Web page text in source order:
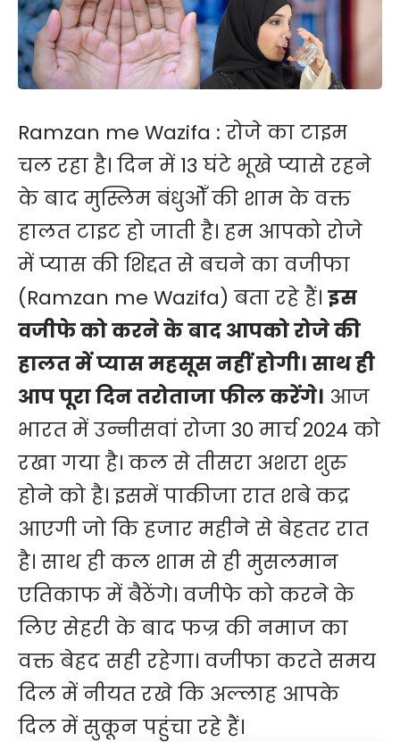
Ramzan me Wazifa : रोजे का टाइम
चल रहा है। दिन में 13 घंटे भूखे प्यासे रहने
के बाद मुस्लिम बंधुओँ की शाम के वक्त
हालत टाइट हो जाती है। हम आपको रोजे
में प्यास की शिद्दत से बचने का वजीफा
(Ramzan me Wazifa) बता रहे हैं। इस
वजीफे को करने के बाद आपको रोजे की
हालत में प्यास महसूस नहीं होगी। साथ ही
आप पूरा दिन तरोताजा फील करेंगे। आज
भारत में उन्नीसवां रोजा 30 मार्च 2024 को
रखा गया है। कल से तीसरा अशरा शुरु
होने को है। इसमें पाकीजा रात शबे कद्र
आएगी जो कि हजार महीने से बेहतर रात
है। साथ ही कल शाम से ही मुसलमान
एतिकाफ में बैठेंगे। वजीफे को करने के
लिए सेहरी के बाद फज्र की नमाज का
वक्त बेहद सही रहेगा। वजीफा करते समय
दिल में नीयत रखे कि अल्लाह आपके
दिल में सुकून पहुंचा रहे हैं।